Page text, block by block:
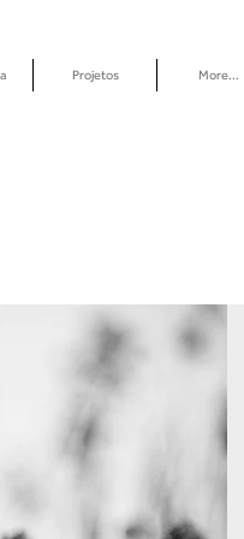
Projetos More...